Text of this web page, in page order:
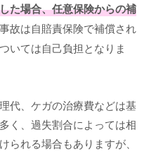
た場合、任意保険からの補
故は自賠責保険で補償され
いては自己負担となりま
代、ケガの治療費などは基
く、過失割合によっては相
られる場合もありますが、